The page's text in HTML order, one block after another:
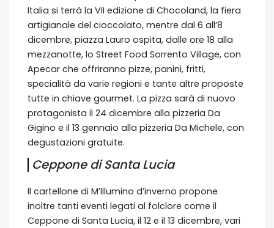
Italia si terrà la VII edizione di Chocoland, la fiera
artigianale del cioccolato, mentre dal 6 all’8
dicembre, piazza Lauro ospita, dalle ore 18 alla
mezzanotte, lo Street Food Sorrento Village, con
Apecar che offriranno pizze, panini, fritti,
specialità da varie regioni e tante altre proposte
tutte in chiave gourmet. La pizza sarà di nuovo
protagonista il 24 dicembre alla pizzeria Da
Gigino e il 13 gennaio alla pizzeria Da Michele, con
degustazioni gratuite.
Ceppone di Santa Lucia
Il cartellone di M’Illumino d’inverno propone
inoltre tanti eventi legati al folclore come il
Ceppone di Santa Lucia, il 12 e il 13 dicembre, vari